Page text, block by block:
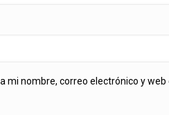
mi nombre, correo electrónico y